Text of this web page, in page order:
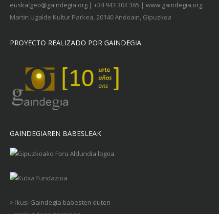
euskalgeo@gaindegia.org | +34 943 304 365 | www.gaindegia.org
Martin Ugalde Kultur Parkea, 20140 Andoain, Gipuzkoa
PROYECTO REALIZADO POR GAINDEGIA
GAINDEGIAREN BABESLEAK
> Ikusi Gaindegia babesten duten